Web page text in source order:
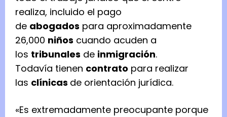
realiza, incluido el pago
de abogados para aproximadamente
26,000 niños cuando acuden a
los tribunales de inmigración.
Todavía tienen contrato para realizar
las clínicas de orientación jurídica.
«Es extremadamente preocupante porque